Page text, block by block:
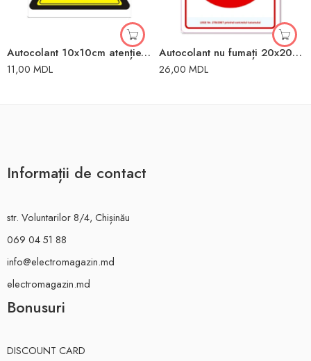
Autocolant 10x10cm atenție, gaz
11,00 MDL
Autocolant nu fumați 20x20mm
26,00 MDL
Informații de contact
str. Voluntarilor 8/4, Chișinău
069 04 51 88
info@electromagazin.md
electromagazin.md
Bonusuri
DISCOUNT CARD